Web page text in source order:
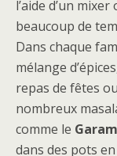
l’aide d’un
beaucoup de
Dans chaque
mélange
repas de fêtes
nombreux
comme le
dans des pots